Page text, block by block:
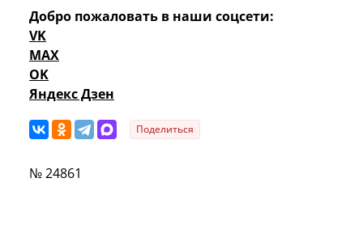
Добро пожаловать в наши соцсети:
VK
MAX
OK
Яндекс Дзен
Поделиться
№ 24861